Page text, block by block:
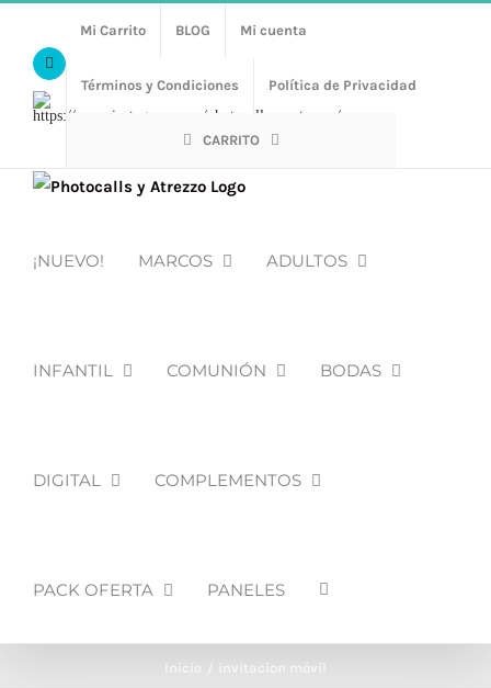
contenidoFacebook
Https://www.instagram.com/photocalls_y_atrezzo/
Mi Carrito BLOG Mi cuenta
Términos y Condiciones Política de Privacidad
CARRITO
¡NUEVO! MARCOS ADULTOS
INFANTIL COMUNIÓN BODAS
DIGITAL COMPLEMENTOS
PACK OFERTA PANELES
Inicio invitacion móvil